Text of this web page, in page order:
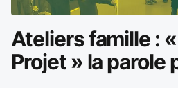
Ateliers famille :
Projet » la parole